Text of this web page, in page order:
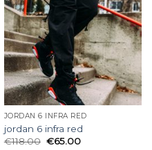
JORDAN 6 INFRA RED
jordan 6 infra red
€118.00 €65.00